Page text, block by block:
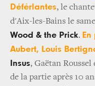
Déférlantes, le
d'Aix-les-Bains le
Wood & the Prick.
Aubert, Louis
Insus, Gaëtan Roussel
de la partie après 10